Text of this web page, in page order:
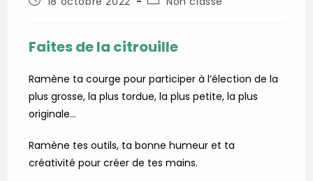
la
Faites de la citrouille
Ramène ta courge pour participer à l’élection de la
plus grosse, la plus tordue, la plus petite, la plus
originale…
Ramène tes outils, ta bonne humeur et ta
créativité pour créer de tes mains.